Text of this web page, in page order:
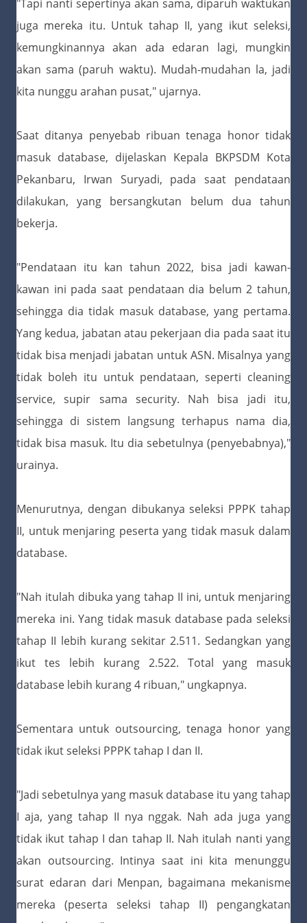
"Tapi nanti sepertinya akan sama, diparuh waktukan
juga mereka itu. Untuk tahap II, yang ikut seleksi,
kemungkinannya akan ada edaran lagi, mungkin
akan sama (paruh waktu). Mudah-mudahan la, jadi
kita nunggu arahan pusat," ujarnya.
Saat ditanya penyebab ribuan tenaga honor tidak
masuk database, dijelaskan Kepala BKPSDM Kota
Pekanbaru, Irwan Suryadi, pada saat pendataan
dilakukan, yang bersangkutan belum dua tahun
bekerja.
"Pendataan itu kan tahun 2022, bisa jadi kawan-
kawan ini pada saat pendataan dia belum 2 tahun,
sehingga dia tidak masuk database, yang pertama.
Yang kedua, jabatan atau pekerjaan dia pada saat itu
tidak bisa menjadi jabatan untuk ASN. Misalnya yang
tidak boleh itu untuk pendataan, seperti cleaning
service, supir sama security. Nah bisa jadi itu,
sehingga di sistem langsung terhapus nama dia,
tidak bisa masuk. Itu dia sebetulnya (penyebabnya),"
urainya.
Menurutnya, dengan dibukanya seleksi PPPK tahap
II, untuk menjaring peserta yang tidak masuk dalam
database.
"Nah itulah dibuka yang tahap II ini, untuk menjaring
mereka ini. Yang tidak masuk database pada seleksi
tahap II lebih kurang sekitar 2.511. Sedangkan yang
ikut tes lebih kurang 2.522. Total yang masuk
database lebih kurang 4 ribuan," ungkapnya.
Sementara untuk outsourcing, tenaga honor yang
tidak ikut seleksi PPPK tahap I dan II.
"Jadi sebetulnya yang masuk database itu yang tahap
I aja, yang tahap II nya nggak. Nah ada juga yang
tidak ikut tahap I dan tahap II. Nah itulah nanti yang
akan outsourcing. Intinya saat ini kita menunggu
surat edaran dari Menpan, bagaimana mekanisme
mereka (peserta seleksi tahap II) pengangkatan